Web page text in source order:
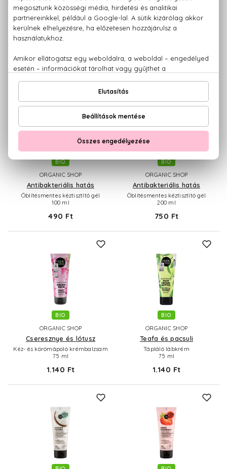
Mézkivonatos és tejfehérjés
Tápláló kézkrém
75 ml
890 Ft
Oblepikha Siberica
Professional
2.080 Ft
BIO
ORGANIC SHOP
Antibakteriális hatás
Öblítésmentes kéztisztító gél
100 ml
490 Ft
BIO
ORGANIC SHOP
Antibakteriális hatás
Öblítésmentes kéztisztító gél
200 ml
750 Ft
BIO
ORGANIC SHOP
Cseresznye és lótusz
Kéz- és körömápoló krémbalzsam
75 ml
1.140 Ft
BIO
ORGANIC SHOP
Teafa és pacsuli
Tápláló lábkrém
75 ml
1.140 Ft